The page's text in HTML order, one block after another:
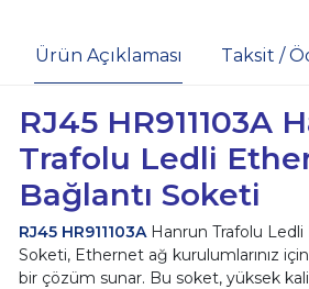
Ürün Açıklaması Taksit /
RJ45 HR911103A
Trafolu Ledli
Bağlantı Soketi
RJ45 HR911103AHanrun Trafolu Ledli
Soketi, Ethernet ağ kurulumlarınız
bir çözüm sunar. Bu soket, yüksek